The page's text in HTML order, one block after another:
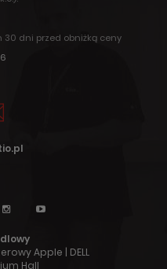
30 dni przed obniżką ceny
Apple | DELL
Hall